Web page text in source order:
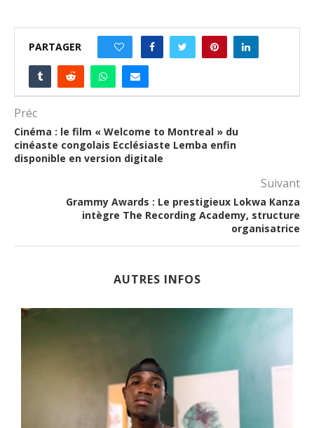
PARTAGER
Préc
Cinéma : le film « Welcome to Montreal » du
cinéaste congolais Ecclésiaste Lemba enfin
disponible en version digitale
Suivant
Grammy Awards : Le prestigieux Lokwa Kanza
intègre The Recording Academy, structure
organisatrice
AUTRES INFOS